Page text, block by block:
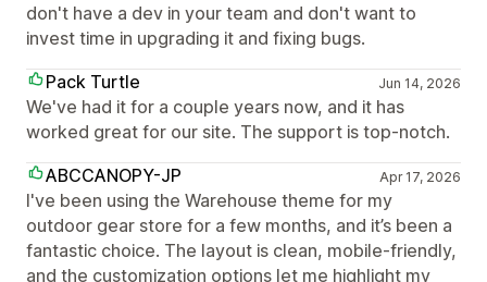
don't have a dev in your team and don't want to
invest time in upgrading it and fixing bugs.
Pack Turtle
Jun 14, 2026
We've had it for a couple years now, and it has
worked great for our site. The support is top-notch.
ABCCANOPY-JP
Apr 17, 2026
I've been using the Warehouse theme for my
outdoor gear store for a few months, and it’s been a
fantastic choice. The layout is clean, mobile-friendly,
and the customization options let me highlight my